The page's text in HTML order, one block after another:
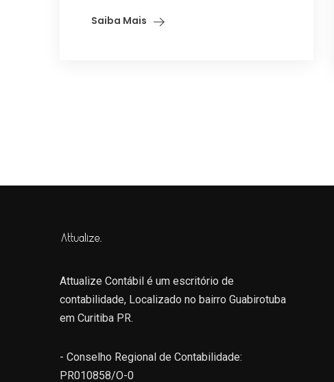
Saiba Mais
Attualize Contábil é um escritório de
contabilidade, Localizado no bairro Guabirotuba
em Curitiba PR.
- Conselho Regional de Contabilidade:
PR010858/O-0